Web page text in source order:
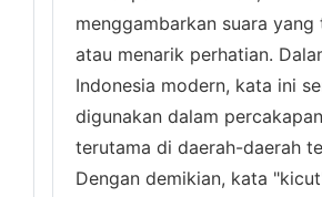
menggambarkan suara yang
atau menarik perhatian.
Indonesia modern, kata ini
digunakan dalam
terutama di daerah-daerah
Dengan demikian, kata